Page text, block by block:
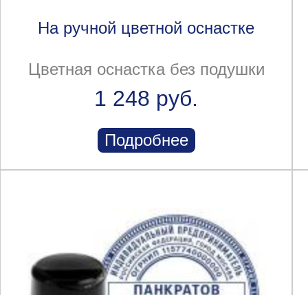
На ручной цветной оснастке
Цветная оснастка без подушки
1 248 руб.
Подробнее